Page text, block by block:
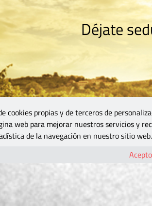
Déjate
cookies propias y de terceros de
web para mejorar nuestros servicios y
de la navegación en nuestro sitio web.
Acepto